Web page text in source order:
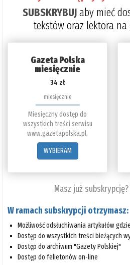
SUBSKRYBUJaby mieć
tekstów oraz lektora
Gazeta Polska
miesięcznie
34 zł
miesięcznie
Miesięczny dostęp do
wszystkich treści serwisu
www.gazetapolska.pl.
WYBIERAM
Masz już subskrypcję?
W ramach subskrypcji otrzymasz:
Możliwość odsłuchiwania artykułów
Dostęp do wszystkich treści bieżących
Dostęp do archiwum "Gazety Polskiej"
Dostęp do felietonów on-line